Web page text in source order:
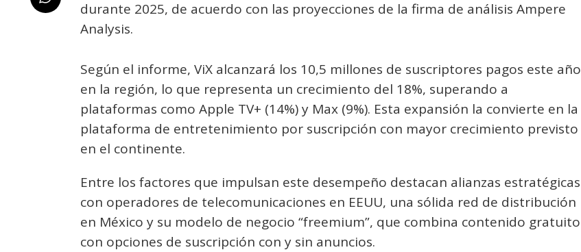
durante 2025, de acuerdo con las proyecciones de la firma de análisis Ampere
Analysis.
Según el informe, ViX alcanzará los 10,5 millones de suscriptores pagos este año
en la región, lo que representa un crecimiento del 18%, superando a
plataformas como Apple TV+ (14%) y Max (9%). Esta expansión la convierte en la
plataforma de entretenimiento por suscripción con mayor crecimiento previsto
en el continente.
Entre los factores que impulsan este desempeño destacan alianzas estratégicas
con operadores de telecomunicaciones en EEUU, una sólida red de distribución
en México y su modelo de negocio “freemium”, que combina contenido gratuito
con opciones de suscripción con y sin anuncios.